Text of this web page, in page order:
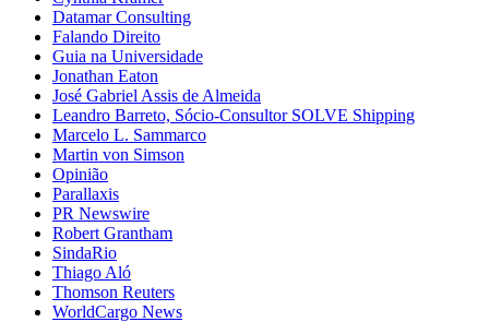
Datamar Consulting
Falando Direito
Guia na Universidade
Jonathan Eaton
José Gabriel Assis de Almeida
Leandro Barreto, Sócio-Consultor SOLVE Shipping
Marcelo L. Sammarco
Martin von Simson
Opinião
Parallaxis
PR Newswire
Robert Grantham
SindaRio
Thiago Aló
Thomson Reuters
WorldCargo News